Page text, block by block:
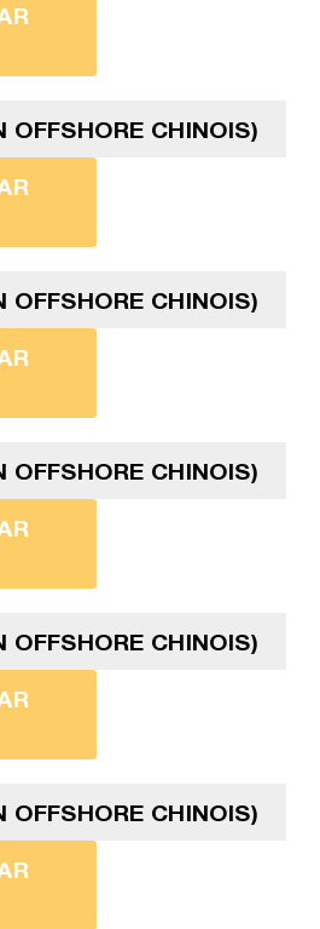
OFFSHORE CHINOIS)
OFFSHORE CHINOIS)
OFFSHORE CHINOIS)
OFFSHORE CHINOIS)
OFFSHORE CHINOIS)